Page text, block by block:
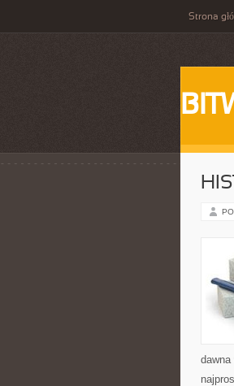
Strona
dawna